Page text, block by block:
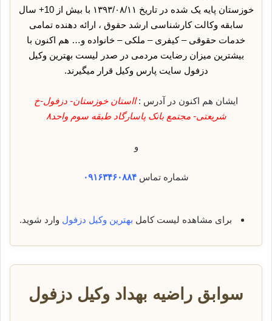
خوزستان پایه یک شده در تاریخ ۱۳۹۳/۰۸/۱۱ با بیش از 10+ سال
سابقه وکالت کارشناسی ارشد حقوق ، ارائه دهنده تمامی
خدمات حقوقی – کیفری – ملکی – خانواده و… هم اکنون با
بیشترین میزان رضایت مردمی در صدر لیست بهترین وکیل
دزفول سایت پارس وکیل قرار میگیرند.
ایشان هم اکنون در آدرس :ااستان خوزستان- دزفول-خ
شریعتی- مجتمع بانک پاسارگاد طبقه سوم واحد۸
و
شماره تماس ۰۹۱۶۳۴۶۰۸۸۴
برای مشاهده لیست کامل بهترین وکیل دزفول وارد شوید.
سوابق راضیه بهداد وکیل دزفول